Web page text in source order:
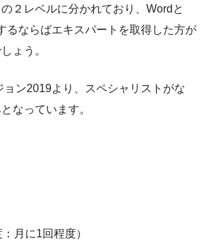
の２レベルに分かれており、Wordと
るならばエキスパートを取得した方が
ょう。
ョン2019より、スペシャリストがな
なっています。
月に1回程度）